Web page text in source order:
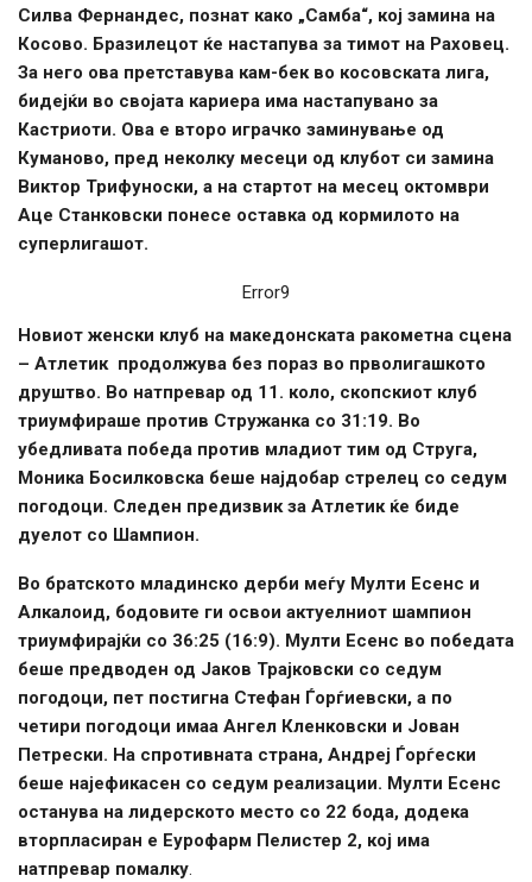
Силва Фернандес, познат како „Самба“, кој замина на
Косово. Бразилецот ќе настапува за тимот на Раховец.
За него ова претставува кам-бек во косовската лига,
бидејќи во својата кариера има настапувано за
Кастриоти. Ова е второ играчко заминување од
Куманово, пред неколку месеци од клубот си замина
Виктор Трифуноски, а на стартот на месец октомври
Аце Станковски понесе оставка од кормилото на
суперлигашот.
Error9
Новиот женски клуб на македонската ракометна сцена
– Атлетик продолжува без пораз во прволигашкото
друштво. Во натпревар од 11. коло, скопскиот клуб
триумфираше против Стружанка со 31:19. Во
убедливата победа против младиот тим од Струга,
Моника Босилковска беше најдобар стрелец со седум
погодоци. Следен предизвик за Атлетик ќе биде
дуелот со Шампион.
Во братското младинско дерби меѓу Мулти Есенс и
Алкалоид, бодовите ги освои актуелниот шампион
триумфирајќи со 36:25 (16:9). Мулти Есенс во победата
беше предводен од Јаков Трајковски со седум
погодоци, пет постигна Стефан Ѓорѓиевски, а по
четири погодоци имаа Ангел Кленковски и Јован
Петрески. На спротивната страна, Андреј Ѓорѓески
беше најефикасен со седум реализации. Мулти Есенс
останува на лидерското место со 22 бода, додека
вторпласиран е Еурофарм Пелистер 2, кој има
натпревар помалку.